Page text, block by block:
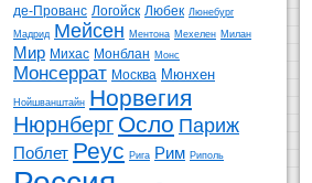
де-Прованс Логойск Любек Люнебург
Мадрид Мейсен Ментона Мехелен Милан
Мир Михас Монблан Монс
Монсеррат Москва Мюнхен
Нойшванштайн Норвегия
Нюрнберг Осло Париж
Поблет Реус Рига Рим Риполь